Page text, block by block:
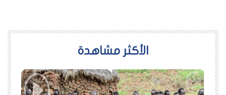
اﻷكثر مشاهدة